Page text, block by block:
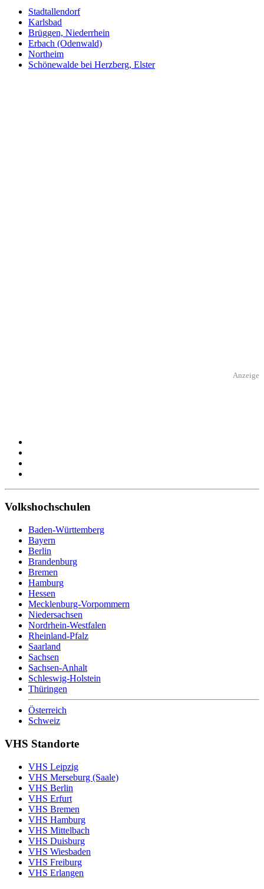
Stadtallendorf
Karlsbad
Brüggen, Niederrhein
Erbach (Odenwald)
Northeim
Schönewalde bei Herzberg, Elster
Anzeige
Volkshochschulen
Baden-Württemberg
Bayern
Berlin
Brandenburg
Bremen
Hamburg
Hessen
Mecklenburg-Vorpommern
Niedersachsen
Nordrhein-Westfalen
Rheinland-Pfalz
Saarland
Sachsen
Sachsen-Anhalt
Schleswig-Holstein
Thüringen
Österreich
Schweiz
VHS Standorte
VHS Leipzig
VHS Merseburg (Saale)
VHS Berlin
VHS Erfurt
VHS Bremen
VHS Hamburg
VHS Mittelbach
VHS Duisburg
VHS Wiesbaden
VHS Freiburg
VHS Erlangen